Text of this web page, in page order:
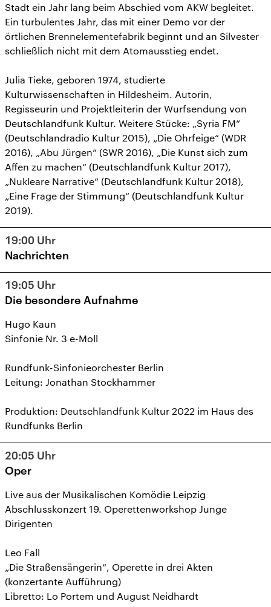
Stadt ein Jahr lang beim Abschied vom AKW begleitet.
Ein turbulentes Jahr, das mit einer Demo vor der
örtlichen Brennelementefabrik beginnt und an Silvester
schließlich nicht mit dem Atomausstieg endet.
Julia Tieke, geboren 1974, studierte
Kulturwissenschaften in Hildesheim. Autorin,
Regisseurin und Projektleiterin der Wurfsendung von
Deutschlandfunk Kultur. Weitere Stücke: „Syria FM“
(Deutschlandradio Kultur 2015), „Die Ohrfeige“ (WDR
2016), „Abu Jürgen“ (SWR 2016), „Die Kunst sich zum
Affen zu machen“ (Deutschlandfunk Kultur 2017),
„Nukleare Narrative“ (Deutschlandfunk Kultur 2018),
„Eine Frage der Stimmung“ (Deutschlandfunk Kultur
2019).
19:00 Uhr
Nachrichten
19:05 Uhr
Die besondere Aufnahme
Hugo Kaun
Sinfonie Nr. 3 e-Moll
Rundfunk-Sinfonieorchester Berlin
Leitung: Jonathan Stockhammer
Produktion: Deutschlandfunk Kultur 2022 im Haus des
Rundfunks Berlin
20:05 Uhr
Oper
Live aus der Musikalischen Komödie Leipzig
Abschlusskonzert 19. Operettenworkshop Junge
Dirigenten
Leo Fall
„Die Straßensängerin“, Operette in drei Akten
(konzertante Aufführung)
Libretto: Lo Portem und August Neidhardt